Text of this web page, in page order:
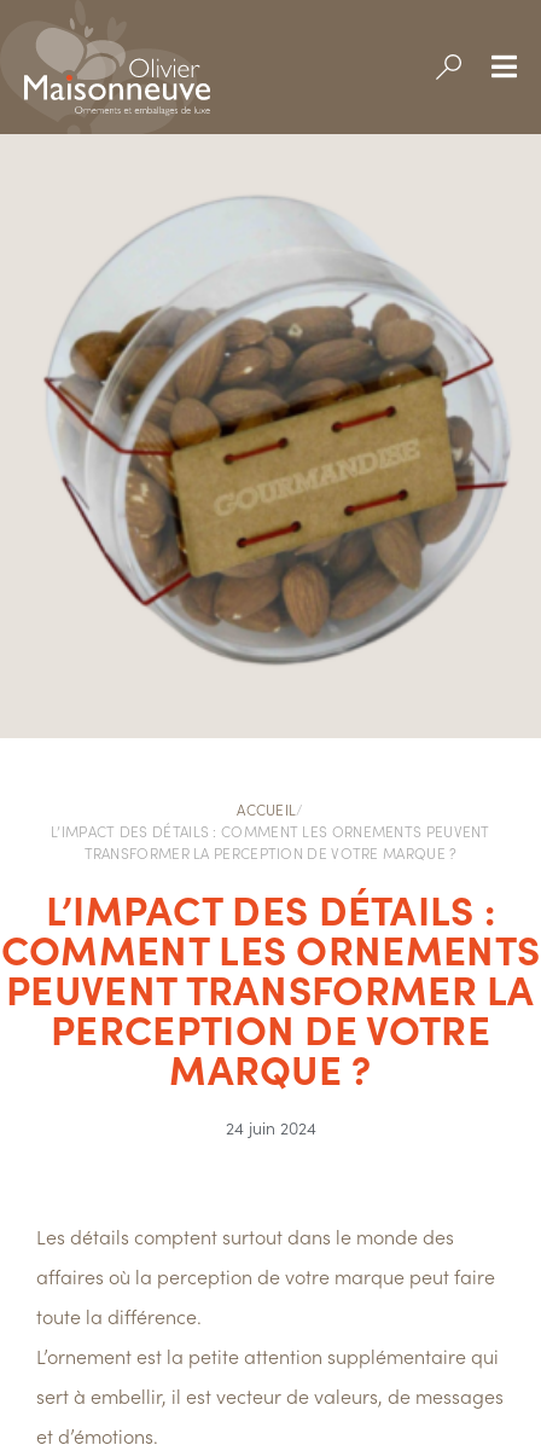
ACCUEIL /
L’IMPACT DES DÉTAILS : COMMENT LES ORNEMENTS PEUVENT
TRANSFORMER LA PERCEPTION DE VOTRE MARQUE ?
L’IMPACT DES DÉTAILS :
COMMENT LES ORNEMENTS
PEUVENT TRANSFORMER LA
PERCEPTION DE VOTRE
MARQUE ?
24 juin 2024
Les détails comptent surtout dans le monde des
affaires où la perception de votre marque peut faire
toute la différence.
L’ornement est la petite attention supplémentaire qui
sert à embellir, il est vecteur de valeurs, de messages
et d’émotions.